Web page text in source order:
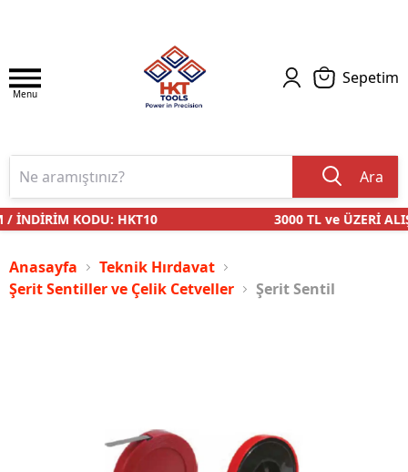
Menu
Sepetim
Ara
KODU: HKT10 3000 TL ve ÜZERİ
Anasayfa
Teknik Hırdavat
Şerit Sentiller ve Çelik Cetveller
Şerit Sentil